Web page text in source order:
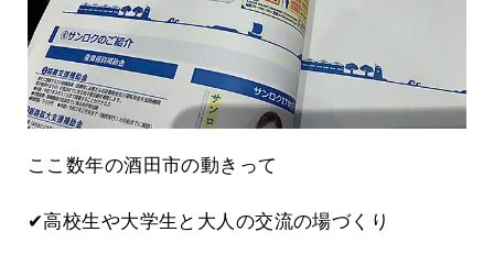
ここ数年の酒田市の動きって
✔高校生や大学生と大人の交流の場づくり